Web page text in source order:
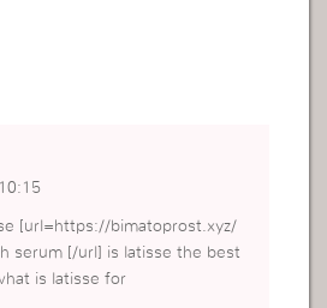
[url=https://bimatoprost.xyz/
serum [/url] is latisse the best
is latisse for